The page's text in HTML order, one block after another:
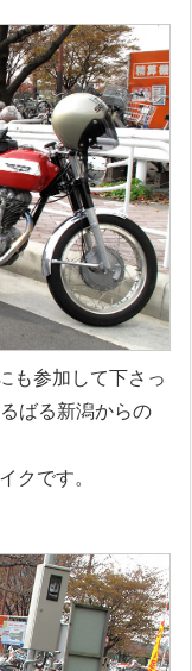
も参加して下さっ
ばる新潟からの
クです。